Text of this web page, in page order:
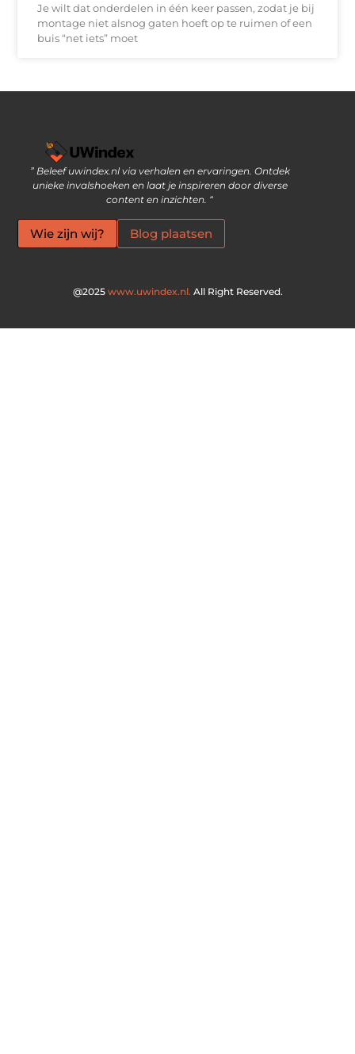
Je wilt dat onderdelen in één keer passen, zodat je bij
montage niet alsnog gaten hoeft op te ruimen of een
buis “net iets” moet
” Beleef uwindex.nl via verhalen en ervaringen. Ontdek
unieke invalshoeken en laat je inspireren door diverse
content en inzichten. “
Wie zijn wij? Blog plaatsen
@2025 www.uwindex.nl. All Right Reserved.